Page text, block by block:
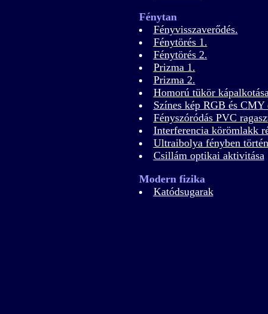
Fénytan
Fényvisszaverődés.
Fénytörés 1.
Fénytörés 2.
Prizma 1.
Prizma 2.
Homorú tükör
Színes kép RGB és CMY
Fényszóródás PVC
Interferencia körömlakk
Ultraibolya fényben
Csillám optikai aktivitása
Modern fizika
Katódsugarak